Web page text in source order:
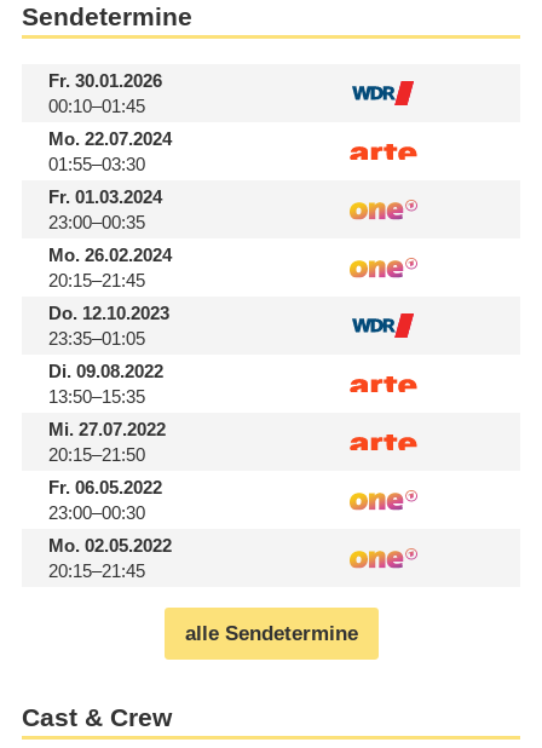
Sendetermine
Fr.30.01.2026
00:10–01:45
Mo.22.07.2024
01:55–03:30
Fr.01.03.2024
23:00–00:35
Mo.26.02.2024
20:15–21:45
Do.12.10.2023
23:35–01:05
Di.09.08.2022
13:50–15:35
Mi.27.07.2022
20:15–21:50
Fr.06.05.2022
23:00–00:30
Mo.02.05.2022
20:15–21:45
alle Sendetermine
Cast & Crew